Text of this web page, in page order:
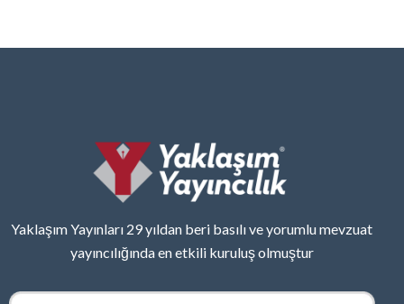
Yaklaşım Yayınları 29 yıldan beri basılı ve yorumlu mevzuat
yayıncılığında en etkili kuruluş olmuştur